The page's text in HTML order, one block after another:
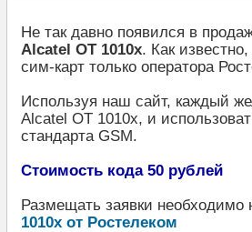
Не так давно появился в
Alcatel OT 1010x. Как
сим-карт только оператора
Используя наш сайт, каждый
Alcatel OT 1010x, и
стандарта GSM.
Стоимость кода 50 рублей
Размещать заявки необходимо
1010x от Ростелеком